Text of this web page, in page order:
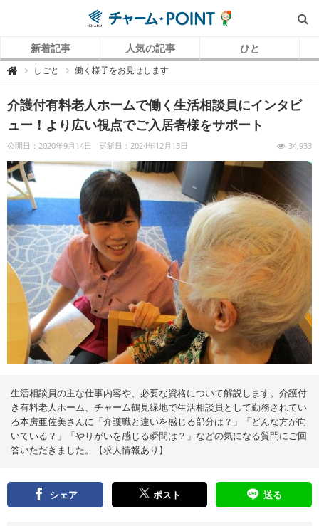
新着記事 人気の記事 ひと
 チ
P
O
N
（
ャ
ー
ム
ポ
イ
ン
ト
）
｜
介
護
で
働
く
リ
ア
ル
メ
デ
しごと 働く様子をお見せします
介護付有料老人ホームで働く生活相談員にインタビ
ュー！より広い視点でご入居者様をサポート
公開日：2020年9月14日 更新日：2024年12月13日 34,933
生活相談員の主な仕事内容や、必要な資格について解説します。介護付
き有料老人ホーム、チャーム鶴見緑地で生活相談員として勤務されてい
る本房亜佐美さんに「介護職と違いを感じる部分は？」「どんな方が向
いている？」「やりがいを感じる瞬間は？」などの気になる質問にご回
答いただきました。【求人情報あり】
シェア ポスト 送る